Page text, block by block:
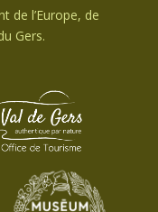
de l’Europe, de
Gers.